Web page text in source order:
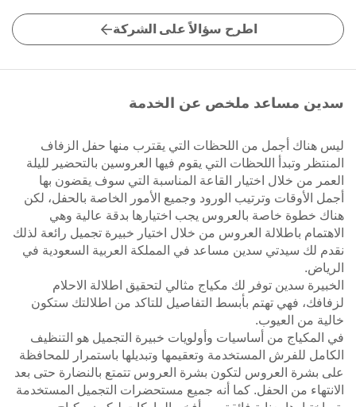
اطرح سؤالاً على الشركة
سدين مساعد ملخص عن الخدمة
ليس هناك أجمل من اللحظات التي يقترب منها حفل الزفاف
المنتظر وتبدأ اللحظات التي يقوم فيها العروسين بالتحضير لليلة
العمر من خلال اختيار القاعة المناسبة التي سوف يقضون بها
أجمل الأوقات وترتيب الورود وجميع الأمور الخاصة بالحفل، لكن
هناك خطوة خاصة بالعروس يجب اختيارها بدقة عالية وهي
الاهتمام باطلالة العروس من خلال اختيار خبيرة تجميل رائعة لذلك
نقدم لك سيدتي سدين مساعد في المملكة العربية السعودية في
الرياض.
الخبيرة سدين توفر لك مكياج مثالي لتحقيق اطلالة الاحلام
لزفافك، فهي تهتم بأبسط التفاصيل للتاكد من اطلالتك ستكون
خالية من العيوب.
في المكياج من أساسيات وأولويات خبيرة التجميل هو التنظيف
الكامل للفرش المستخدمة وتعقيمها وتبديلها باستمرار للمحافظة
على بشرة العروس لتكون بشرة العروس تتمتع بالنضارة حتى بعد
الانتهاء من الحفل. كما أنه جميع مستحضرات التجميل المستخدمة